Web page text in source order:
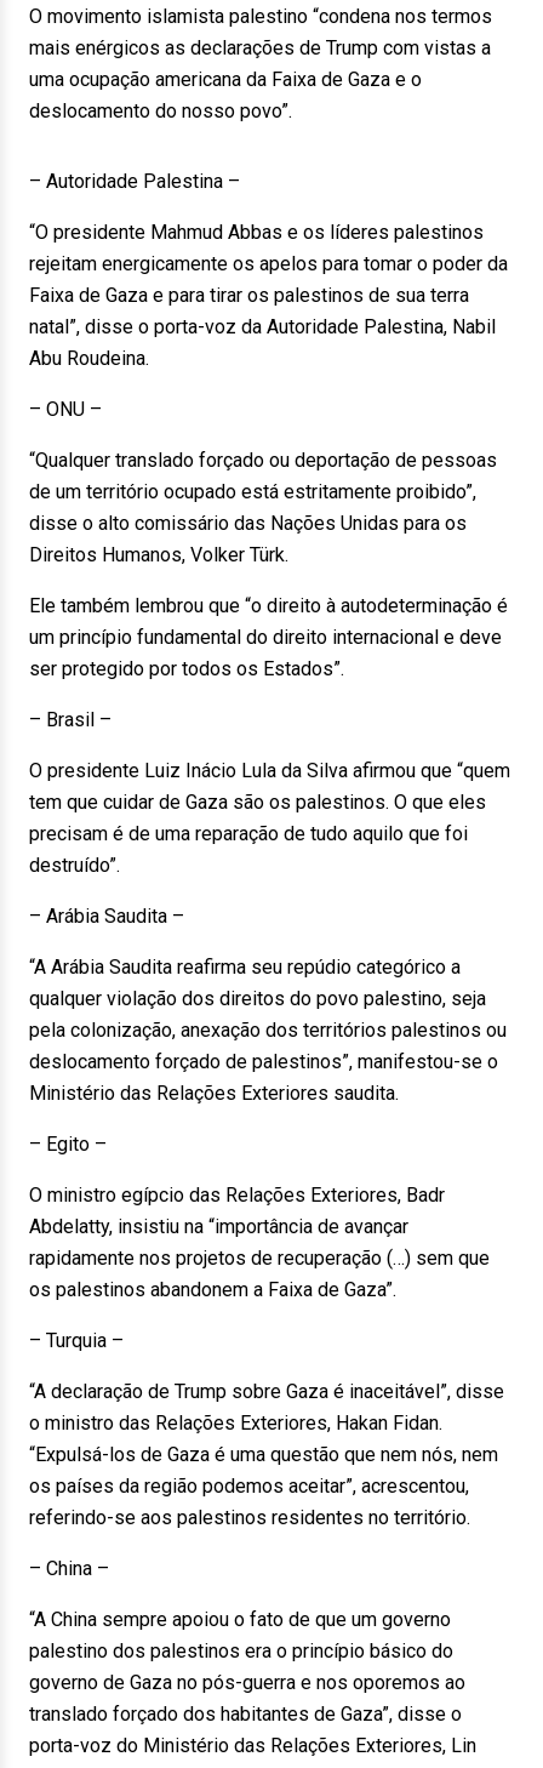
O movimento islamista palestino “condena nos termos
mais enérgicos as declarações de Trump com vistas a
uma ocupação americana da Faixa de Gaza e o
deslocamento do nosso povo”.
– Autoridade Palestina –
“O presidente Mahmud Abbas e os líderes palestinos
rejeitam energicamente os apelos para tomar o poder da
Faixa de Gaza e para tirar os palestinos de sua terra
natal”, disse o porta-voz da Autoridade Palestina, Nabil
Abu Roudeina.
– ONU –
“Qualquer translado forçado ou deportação de pessoas
de um território ocupado está estritamente proibido”,
disse o alto comissário das Nações Unidas para os
Direitos Humanos, Volker Türk.
Ele também lembrou que “o direito à autodeterminação é
um princípio fundamental do direito internacional e deve
ser protegido por todos os Estados”.
– Brasil –
O presidente Luiz Inácio Lula da Silva afirmou que “quem
tem que cuidar de Gaza são os palestinos. O que eles
precisam é de uma reparação de tudo aquilo que foi
destruído”.
– Arábia Saudita –
“A Arábia Saudita reafirma seu repúdio categórico a
qualquer violação dos direitos do povo palestino, seja
pela colonização, anexação dos territórios palestinos ou
deslocamento forçado de palestinos”, manifestou-se o
Ministério das Relações Exteriores saudita.
– Egito –
O ministro egípcio das Relações Exteriores, Badr
Abdelatty, insistiu na “importância de avançar
rapidamente nos projetos de recuperação (…) sem que
os palestinos abandonem a Faixa de Gaza”.
– Turquia –
“A declaração de Trump sobre Gaza é inaceitável”, disse
o ministro das Relações Exteriores, Hakan Fidan.
“Expulsá-los de Gaza é uma questão que nem nós, nem
os países da região podemos aceitar”, acrescentou,
referindo-se aos palestinos residentes no território.
– China –
“A China sempre apoiou o fato de que um governo
palestino dos palestinos era o princípio básico do
governo de Gaza no pós-guerra e nos oporemos ao
translado forçado dos habitantes de Gaza”, disse o
porta-voz do Ministério das Relações Exteriores, Lin